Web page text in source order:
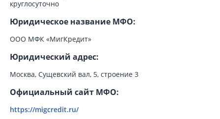
круглосуточно
Юридическое название МФО:
ООО МФК «МигКредит»
Юридический адрес:
Москва, Сущевский вал, 5, строение 3
Официальный сайт МФО:
https://migcredit.ru/